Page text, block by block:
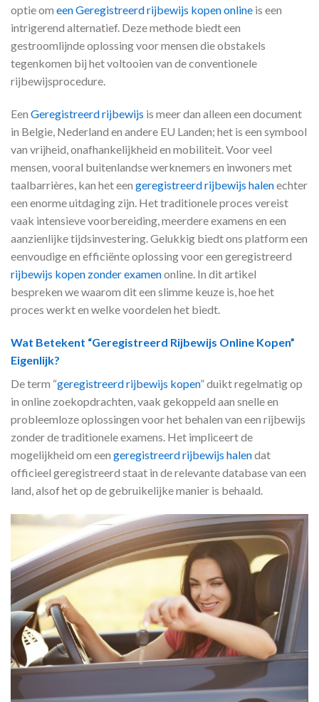
optie om een Geregistreerd rijbewijs kopen online is een
intrigerend alternatief. Deze methode biedt een
gestroomlijnde oplossing voor mensen die obstakels
tegenkomen bij het voltooien van de conventionele
rijbewijsprocedure.
Een Geregistreerd rijbewijs is meer dan alleen een document
in Belgie, Nederland en andere EU Landen; het is een symbool
van vrijheid, onafhankelijkheid en mobiliteit. Voor veel
mensen, vooral buitenlandse werknemers en inwoners met
taalbarrières, kan het een geregistreerd rijbewijs halenechter
een enorme uitdaging zijn. Het traditionele proces vereist
vaak intensieve voorbereiding, meerdere examens en een
aanzienlijke tijdsinvestering. Gelukkig biedt ons platform een
eenvoudige en efficiënte oplossing voor een geregistreerd
rijbewijs kopen zonder examenonline. In dit artikel
bespreken we waarom dit een slimme keuze is, hoe het
proces werkt en welke voordelen het biedt.
Wat Betekent “Geregistreerd Rijbewijs Online Kopen”
Eigenlijk?
De term “geregistreerd rijbewijs kopen” duikt regelmatig op
in online zoekopdrachten, vaak gekoppeld aan snelle en
probleemloze oplossingen voor het behalen van een rijbewijs
zonder de traditionele examens. Het impliceert de
mogelijkheid om een geregistreerd rijbewijs halendat
officieel geregistreerd staat in de relevante database van een
land, alsof het op de gebruikelijke manier is behaald.